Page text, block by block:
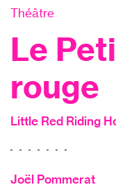
Théâtre
Le
rouge
Little Red Riding
Joël Pommerat